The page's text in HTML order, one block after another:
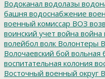
Водоканал водолазы
башня водоснабжение
военный комиссар ВОЗ
воинский учет война война
волейбол волк Волонтеры
Волочаевский бой вольная
воспитательная колония
Восточный военный округ